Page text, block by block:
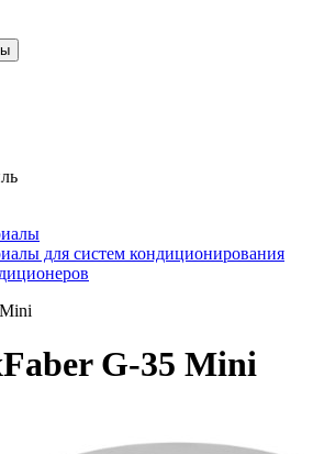
для систем кондиционирования
G-35 Mini